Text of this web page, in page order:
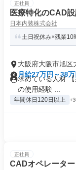
正社員
医療特化のCAD
日本内装株式会社
土日祝休み×残業10
大阪府大阪市旭区
月給27万円～38万
求めている人材
の使用経験 ...
年間休日120日以上
正社員
CADオペレーター